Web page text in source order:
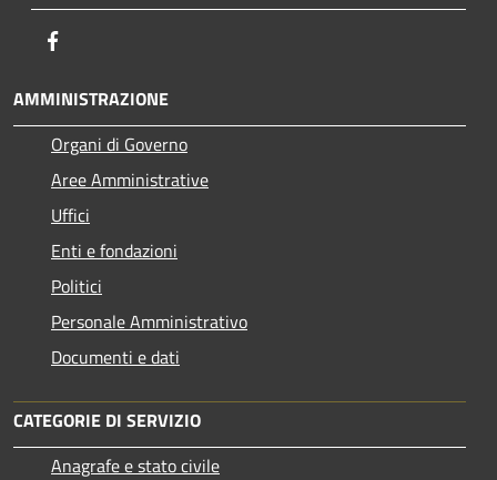
AMMINISTRAZIONE
Organi di Governo
Aree Amministrative
Uffici
Enti e fondazioni
Politici
Personale Amministrativo
Documenti e dati
CATEGORIE DI SERVIZIO
Anagrafe e stato civile